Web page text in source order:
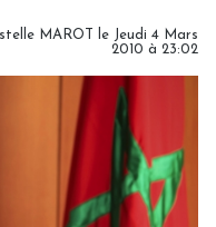
MAROT le Jeudi 4 Mars
2010 à 23:02